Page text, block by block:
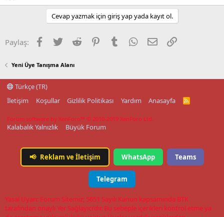
Cevap yazmak için giriş yap yada kayıt ol.
Paylaş: Facebook
TwitterReddit PinterestTumblrWhatsApp
E-postaLink
Yeni Üye Tanışma Alanı
Türkçe (TR)
İletişim
Koşullar Gizlilik Politikası Yardım Anasayfa
R
Forum software by XenForo™ © 2010-2019 XenForo Ltd.
Kalabalık Yalnızlık Büyük Forum
📢 Reklam ve İletişim WhatsApp Teams
Telegram
Yasal Uyarı: Forum Sitemiz; 5651 Sayılı Kanun kapsamında BTK
tarafından onaylı Yer Sağlayıcı'dır. Bu sebeple içerikleri kontrol etme ya